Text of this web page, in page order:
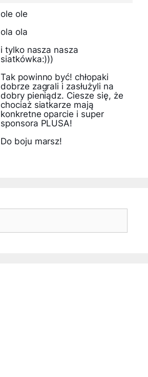
ole ole
ola ola
i tylko nasza nasza
siatkówka:)))
Tak powinno być! chłopaki
dobrze zagrali i zasłużyli na
dobry pieniądz. Ciesze się, że
chociaż siatkarze mają
konkretne oparcie i super
sponsora PLUSA!
Do boju marsz!